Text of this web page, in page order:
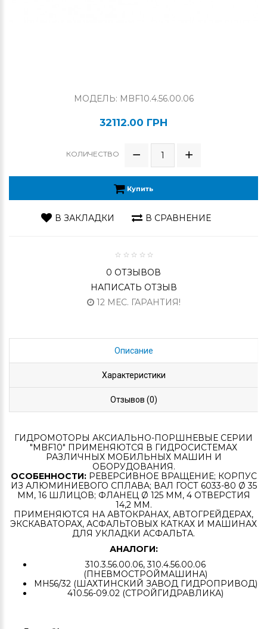
МОДЕЛЬ: MBF10.4.56.00.06
32112.00 ГРН
КОЛИЧЕСТВО
Купить
В ЗАКЛАДКИ В СРАВНЕНИЕ
0 ОТЗЫВОВ
НАПИСАТЬ ОТЗЫВ
12 МЕС. ГАРАНТИЯ!
Описание
Характеристики
Отзывов (0)
ГИДРОМОТОРЫ АКСИАЛЬНО-ПОРШНЕВЫЕ СЕРИИ
"MBF10" ПРИМЕНЯЮТСЯ В ГИДРОСИСТЕМАХ
РАЗЛИЧНЫХ МОБИЛЬНЫХ МАШИН И
ОБОРУДОВАНИЯ.
ОСОБЕННОСТИ:РЕВЕРСИВНОЕ ВРАЩЕНИЕ; КОРПУС
ИЗ АЛЮМИНИЕВОГО СПЛАВА; ВАЛ ГОСТ 6033-80 Ø 35
ММ, 16 ШЛИЦОВ; ФЛАНЕЦ Ø 125 ММ, 4 ОТВЕРСТИЯ
14,2 ММ.
ПРИМЕНЯЮТСЯ НА АВТОКРАНАХ, АВТОГРЕЙДЕРАХ,
ЭКСКАВАТОРАХ, АСФАЛЬТОВЫХ КАТКАХ И МАШИНАХ
ДЛЯ УКЛАДКИ АСФАЛЬТА.
АНАЛОГИ:
310.3.56.00.06, 310.4.56.00.06
(ПНЕВМОСТРОЙМАШИНА)
МН56/32 (ШАХТИНСКИЙ ЗАВОД ГИДРОПРИВОД)
410.56-09.02 (СТРОЙГИДРАВЛИКА)